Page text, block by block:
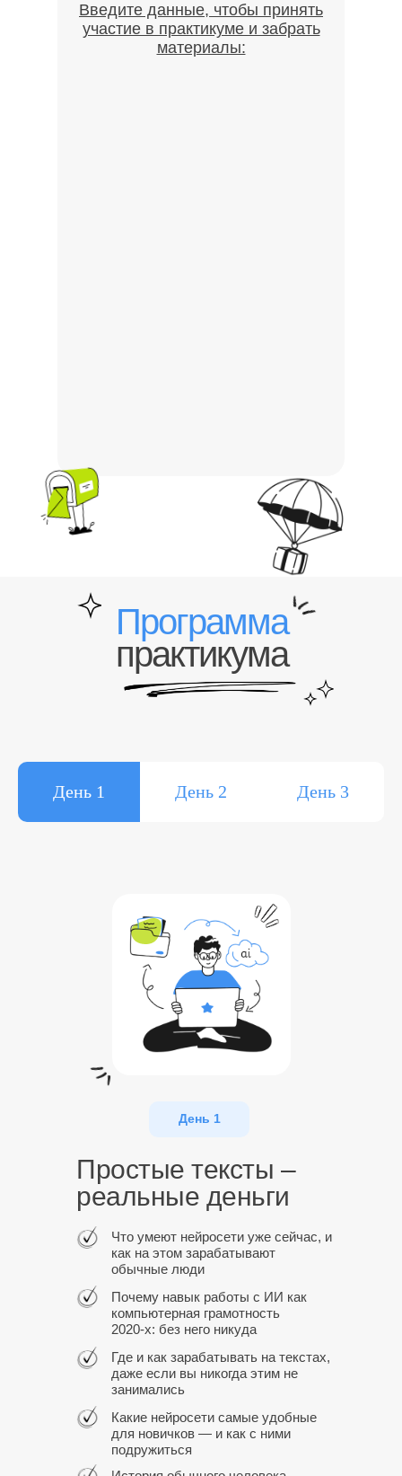
Введите данные, чтобы принять
участие в практикуме и забрать
материалы:
Программа
практикума
День 1 День 2 День 3
Что умеют нейросети уже сейчас, и
как на этом зарабатывают
обычные люди
Почему навык работы с ИИ как
компьютерная грамотность
2020-х: без него никуда
Где и как зарабатывать на текстах,
даже если вы никогда этим не
занимались
Какие нейросети самые удобные
для новичков — и как с ними
подружиться
Простые тексты –
реальные деньги
День 1